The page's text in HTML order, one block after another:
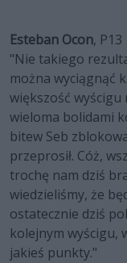
Esteban Ocon, P13
"Nie takiego
można wyciągnąć
większość
wieloma bolidami
bitew Seb
przeprosił. Cóż,
trochę nam dziś
wiedzieliśmy, że
ostatecznie dziś
kolejnym wyścigu,
jakieś punkty."